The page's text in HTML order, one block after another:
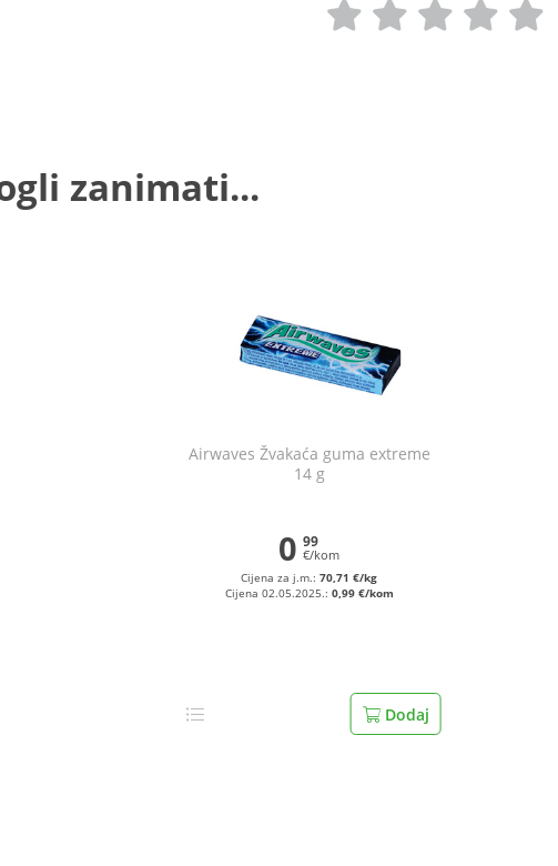
zanimati...
Airwaves Žvakaća guma extreme
14 g
0 99
€/kom
Cijena za j.m.:70,71 €/kg
Cijena 02.05.2025.: 0,99 €/kom
Dodaj